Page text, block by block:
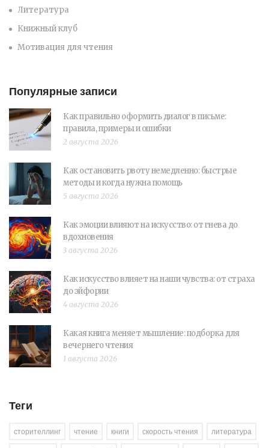
Литература
Книжный клуб
Мотивация для чтения
Популярные записи
Как правильно оформить диалог в письме:
правила, примеры и ошибки
2 августа 2026
Как остановить рвоту немедленно: быстрые
методы и когда нужна помощь
5 августа 2026
Как эмоции влияют на искусство: от гнева до
вдохновения
3 августа 2026
Как искусство влияет на наши чувства: от страха
до эйфории
4 августа 2026
Какая книга меняет мышление: подборка для
вечернего чтения
1 августа 2026
Теги
сторителлинг чтение книги скорость чтения
литература